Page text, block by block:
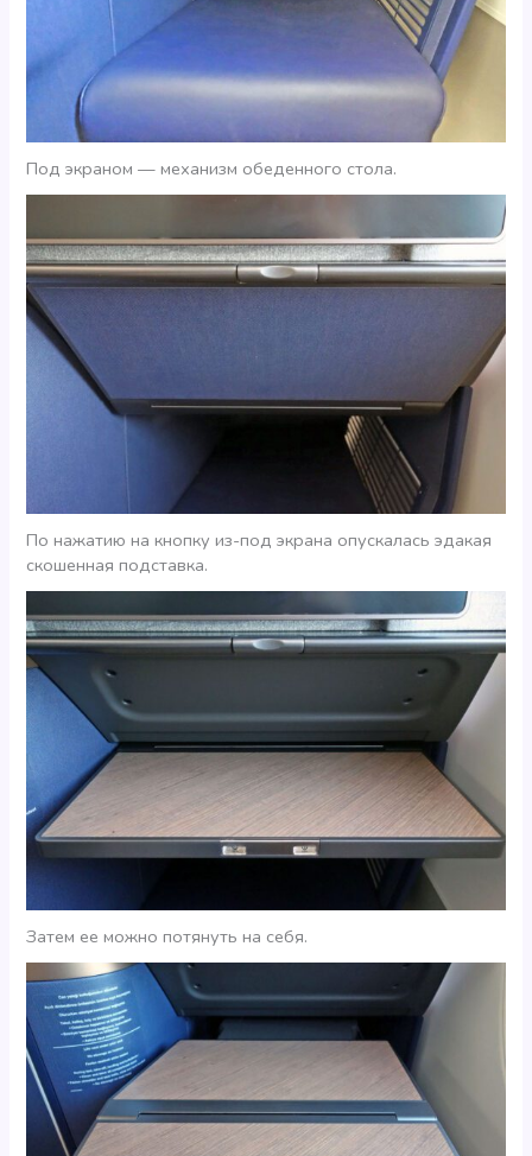
Под экраном — механизм обеденного стола.
По нажатию на кнопку из-под экрана опускалась эдакая
скошенная подставка.
Затем ее можно потянуть на себя.